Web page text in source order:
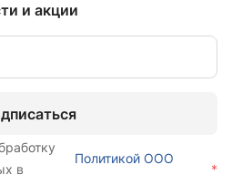
и акции
в
Политикой ООО
*